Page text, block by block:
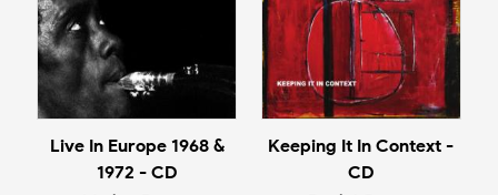
Live In Europe 1968 &
1972 - CD
Keeping It In Context -
CD